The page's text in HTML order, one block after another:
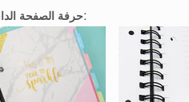
حرفة الصفحة الداخلية: